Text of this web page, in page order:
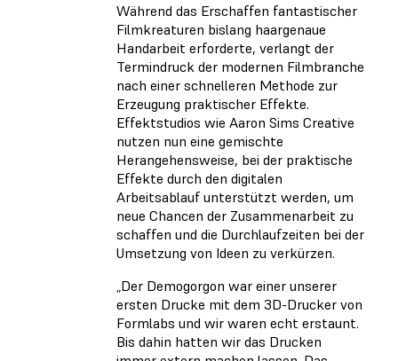
Während das Erschaffen fantastischer
Filmkreaturen bislang haargenaue
Handarbeit erforderte, verlangt der
Termindruck der modernen Filmbranche
nach einer schnelleren Methode zur
Erzeugung praktischer Effekte.
Effektstudios wie Aaron Sims Creative
nutzen nun eine gemischte
Herangehensweise, bei der praktische
Effekte durch den digitalen
Arbeitsablauf unterstützt werden, um
neue Chancen der Zusammenarbeit zu
schaffen und die Durchlaufzeiten bei der
Umsetzung von Ideen zu verkürzen.
„Der Demogorgon war einer unserer
ersten Drucke mit dem 3D-Drucker von
Formlabs und wir waren echt erstaunt.
Bis dahin hatten wir das Drucken